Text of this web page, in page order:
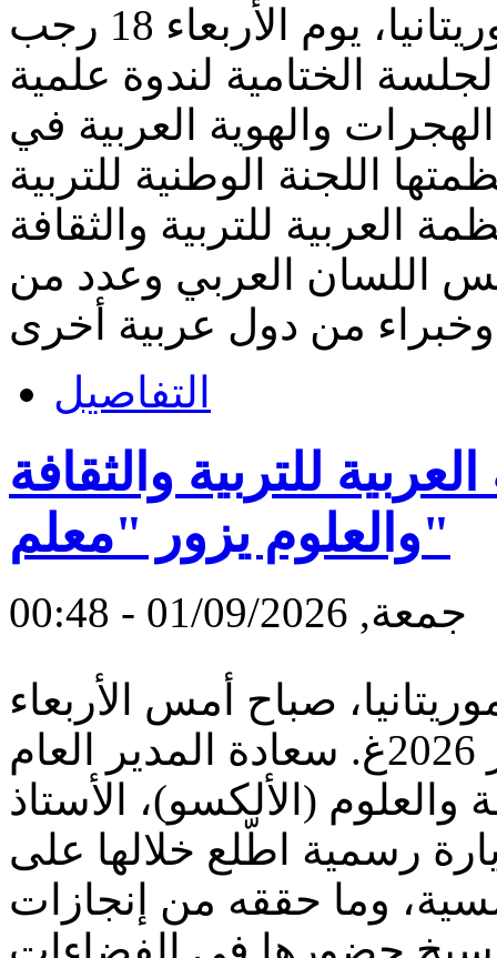
احتضن مجلس اللسان العربي بموريتانيا، يوم الأربعاء 18 رجب
07 يناير 2026 غ. الجلسة الختامية لندوة علمية
والهوية العربية في
اللجنة الوطنية للتربية
العربية للتربية والثقافة
اللسان العربي وعدد من
التفاصيل
للتربية والثقافة
والعلوم يزور "معلم"
جمعة, 01/09/2026 - 00:48
صباح أمس الأربعاء
18 رجب 1447هـ/ 07 يناير 2026غ. سعادة المدير العام
والعلوم (الألكسو)، الأستاذ
رسمية اطّلع خلالها على
وما حققه من إنجازات